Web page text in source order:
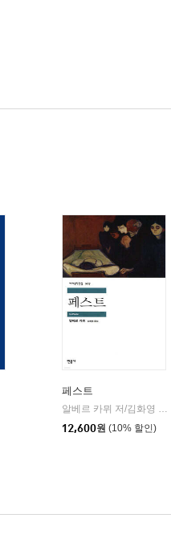
페스트
알베르 카뮈 저/김화영 역
12,600원 (10% 할인)